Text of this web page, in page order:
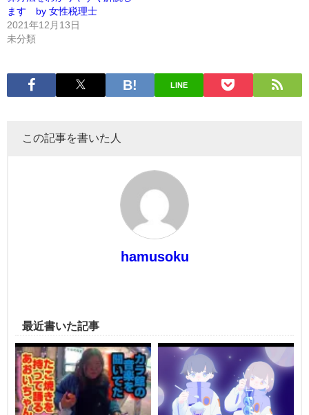
ます by 女性税理士
2021年12月13日
未分類
LINE
この記事を書いた人
hamusoku
最近書いた記事